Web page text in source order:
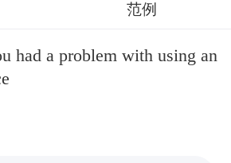
范例
had a problem with using an